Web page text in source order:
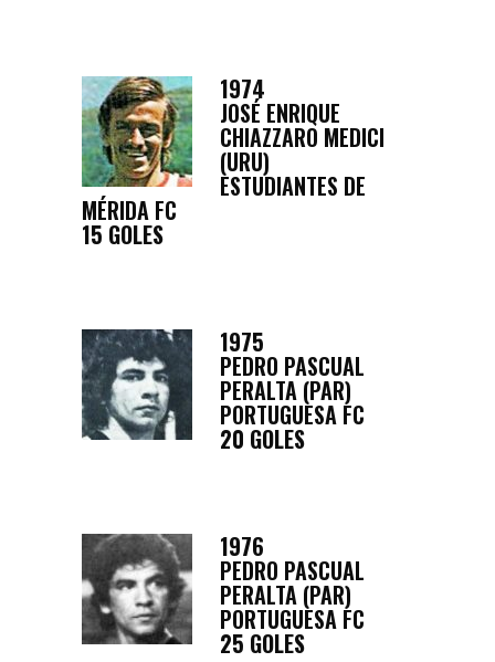
1974
JOSÉ ENRIQUE
CHIAZZARO MEDICI
(URU)
ESTUDIANTES DE
MÉRIDA FC
15 GOLES
1975
PEDRO PASCUAL
PERALTA (PAR)
PORTUGUESA FC
20 GOLES
1976
PEDRO PASCUAL
PERALTA (PAR)
PORTUGUESA FC
25 GOLES